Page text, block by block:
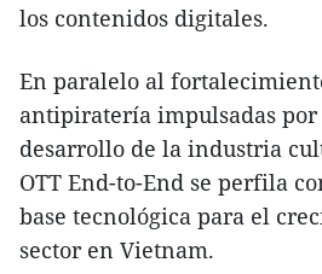
los contenidos digitales.
En paralelo al
antipiratería impulsadas
desarrollo de la industria
OTT End-to-End se perfila
base tecnológica para el
sector en Vietnam.